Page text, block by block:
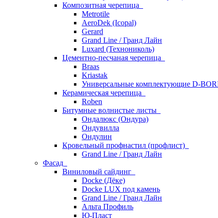
Композитная черепица
Metrotile
AeroDek (Icopal)
Gerard
Grand Line / Гранд Лайн
Luxard (Технониколь)
Цементно-песчаная черепица
Braas
Kriastak
Универсальные комплектующие D-
Керамическая черепица
Roben
Битумные волнистые листы
Ондалюкс (Ондура)
Ондувилла
Ондулин
Кровельный профнастил (профлист)
Grand Line / Гранд Лайн
Фасад
Виниловый сайдинг
Docke (Дёке)
Docke LUX под камень
Grand Line / Гранд Лайн
Альта Профиль
Ю-Пласт